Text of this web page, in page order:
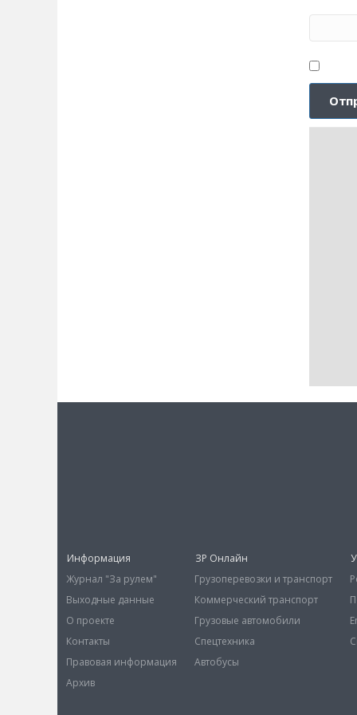
Информация
Журнал "За рулем"
Выходные данные
О проекте
Контакты
Правовая информация
Архив
ЗР Онлайн
Грузоперевозки и транспорт
Коммерческий транспорт
Грузовые автомобили
Спецтехника
Автобусы